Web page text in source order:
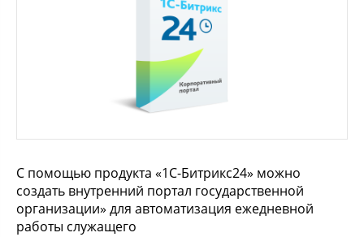
С помощью продукта «1С-Битрикс24» можно
создать внутренний портал государственной
организации» для автоматизация ежедневной
работы служащего